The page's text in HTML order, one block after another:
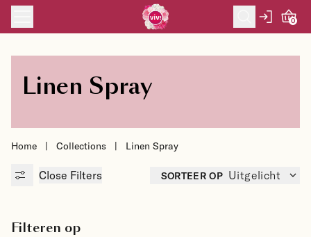
Skip to content
0
Linen Spray
Home | Collections | Linen Spray
Close Filters SORTEER OP Uitgelicht
Filteren op